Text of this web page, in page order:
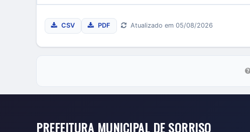
CSV PDF Atualizado em 05/08/2026
PREFEITURA MUNICIPAL DE SORRISO